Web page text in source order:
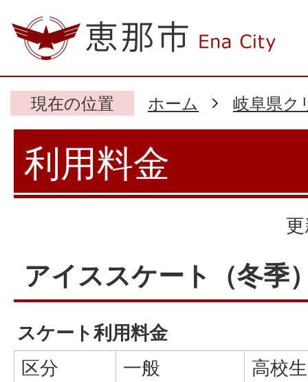
現在の位置 ホーム 岐阜県ク
利用料金
アイススケート（冬季
スケート利用料金
区分
一般 高校生